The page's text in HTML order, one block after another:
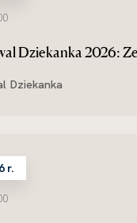
Dziekanka 2026:
Dziekanka
r.